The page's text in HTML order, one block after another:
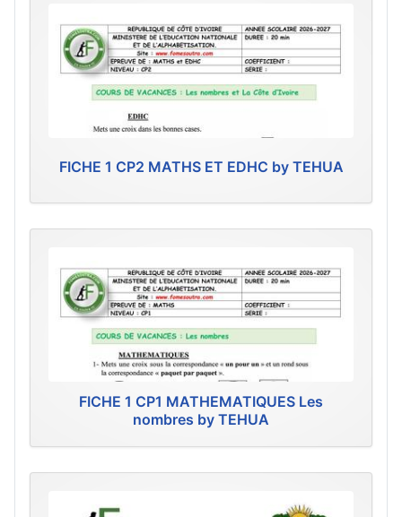
FICHE 1 CP2 MATHS ET EDHC by TEHUA
FICHE 1 CP1 MATHEMATIQUES Les
nombres by TEHUA